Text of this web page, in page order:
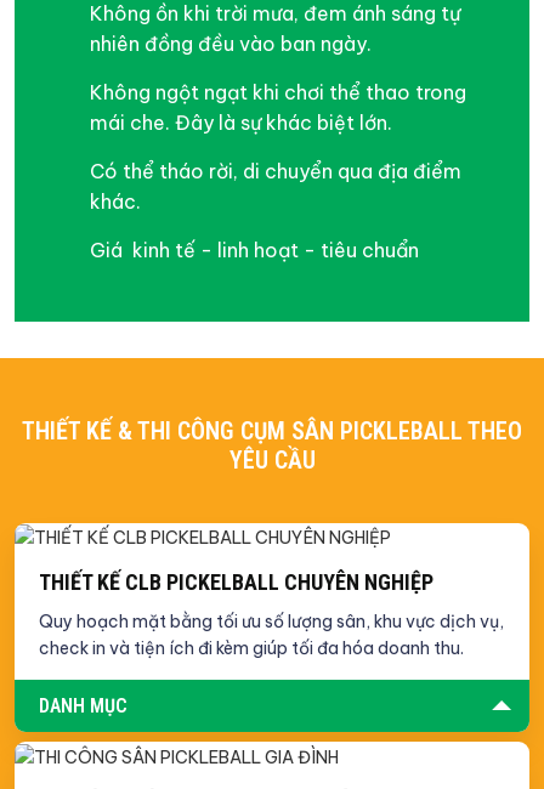
Không ồn khi trời mưa, đem ánh sáng tự
nhiên đồng đều vào ban ngày.
Không ngột ngạt khi chơi thể thao trong
mái che. Đây là sự khác biệt lớn.
Có thể tháo rời, di chuyển qua địa điểm
khác.
Giá kinh tế - linh hoạt - tiêu chuẩn
THIẾT KẾ & THI CÔNG CỤM SÂN PICKLEBALL THEO
YÊU CẦU
THIẾT KẾ CLB PICKELBALL CHUYÊN NGHIỆP
Quy hoạch mặt bằng tối ưu số lượng sân, khu vực dịch vụ,
check in và tiện ích đi kèm giúp tối đa hóa doanh thu.
DANH MỤC